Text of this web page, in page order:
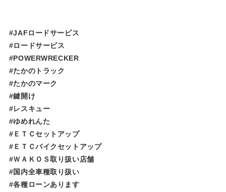
#JAFロードサービス
#ロードサービス
#POWERWRECKER
#たかのトラック
#たかのマーク
#鍵開け
#レスキュー
#ゆめれんた​​​​​
#ＥＴＣセットアップ
#ＥＴＣバイクセットアップ
#ＷＡＫＯＳ取り扱い店舗
#国内全車種取り扱い
#各種ローンあります